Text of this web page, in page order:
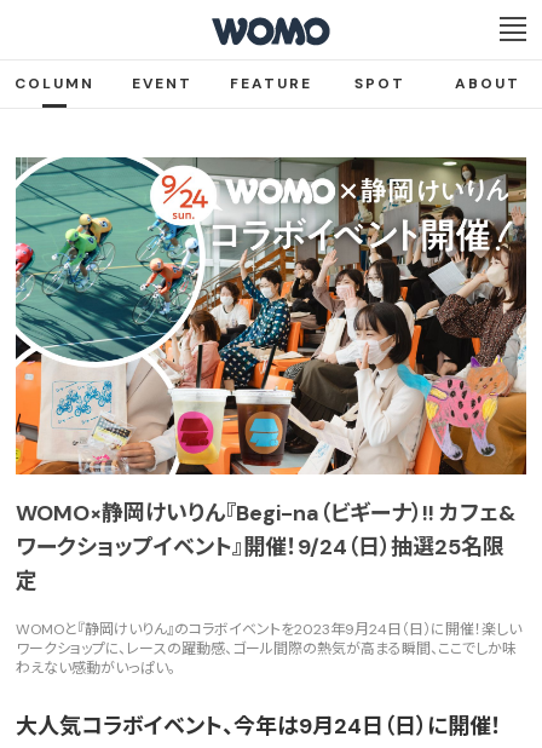
COLUMN EVENT FEATURE SPOT ABOUT
WOMO×静岡けいりん『Begi-na（ビギーナ）!! カフェ&
ワークショップイベント』開催！9/24（日）抽選25名限
定
WOMOと『静岡けいりん』のコラボイベントを2023年9月24日（日）に開催！楽しい
ワークショップに、レースの躍動感、ゴール間際の熱気が高まる瞬間、ここでしか味
わえない感動がいっぱい。
大人気コラボイベント、今年は9月24日（日）に開催！